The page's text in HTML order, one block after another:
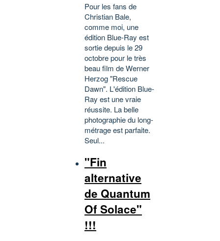
Pour les fans de
Christian Bale,
comme moi, une
édition Blue-Ray est
sortie depuis le 29
octobre pour le très
beau film de Werner
Herzog "Rescue
Dawn". L'édition Blue-
Ray est une vraie
réussite. La belle
photographie du long-
métrage est parfaite.
Seul...
"Fin
alternative
de Quantum
Of Solace"
!!!